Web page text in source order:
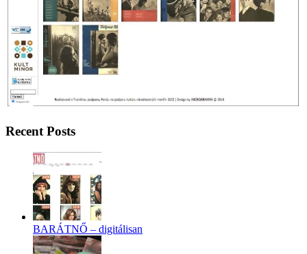
Recent Posts
BARÁTNŐ – digitálisan